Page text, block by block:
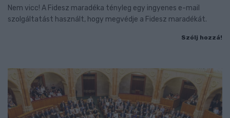
Nem vicc! A Fidesz maradéka tényleg egy ingyenes e-mail
szolgáltatást használt, hogy megvédje a Fidesz maradékát.
Szólj hozzá!